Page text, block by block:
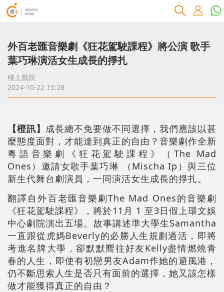
外百老匯音樂劇《狂花駕駛課程》將公演 歌手
葉巧琳演活女生成長的掙扎
樓上戲院
2024-10-22 15:28
【橙訊】 成長總不免要做不同選擇，我們應該以甚
麼態度面對，才能達到真正的自由？音樂劇作全新
粵語音樂劇《狂花駕駛課程》（The Mad
Ones）邀請女歌手葉巧琳 （Mischa Ip）與三位
新生代舞台劇演員，一同演活女生成長的掙扎。
翻譯自外百老匯音樂劇The Mad Ones的音樂劇
《狂花駕駛課程》，將於11月 1 至3日假上環文娛
中心劇院演出五場。故事講述準大學生Samantha
一直跟從虎媽Beverly的必勝人生規劃過活，即將
考進名牌大學，卻默默嚮往好友Kelly盡情燃燒青
春的人生，即使有初戀男友Adam作她的避風港，
仍不斷思索人生是否只有面前的選擇，她又該怎樣
做才能獲得真正的自由？